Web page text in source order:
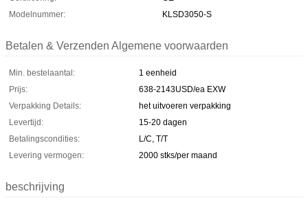
Modelnummer:
KLSD3050-S
Betalen & Verzenden Algemene voorwaarden
Min. bestelaantal:
1 eenheid
Prijs:
638-2143USD/ea EXW
Verpakking Details:
het uitvoeren verpakking
Levertijd:
15-20 dagen
Betalingscondities:
L/C, T/T
Levering vermogen:
2000 stks/per maand
beschrijving